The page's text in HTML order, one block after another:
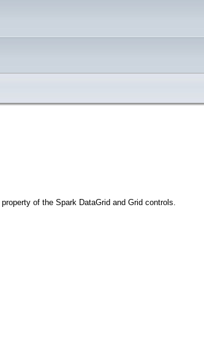
property of the Spark DataGrid and Grid controls.